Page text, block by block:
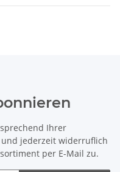
Ihrer
jederzeit widerruflich
per E-Mail zu.